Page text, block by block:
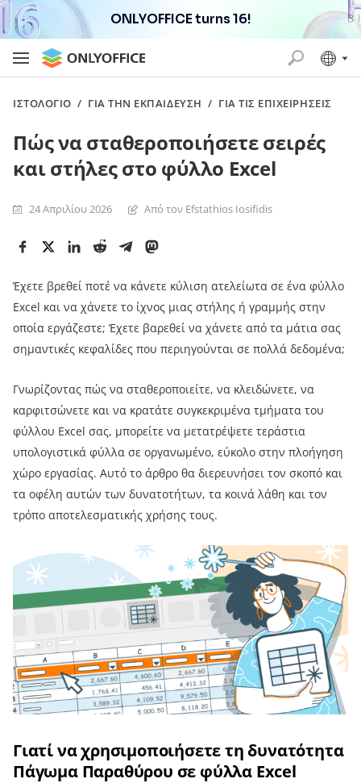
ONLYOFFICE turns 16!
ΙΣΤΟΛΌΓΙΟ / ΓΙΑ ΤΗΝ ΕΚΠΑΊΔΕΥΣΗ / ΓΙΑ ΤΙΣ ΕΠΙΧΕΙΡΉΣΕΙΣ
Πώς να σταθεροποιήσετε σειρές
και στήλες στο φύλλο Excel
24 Απριλίου 2026 Από τον Efstathios Iosifidis
Έχετε βρεθεί ποτέ να κάνετε κύλιση ατελείωτα σε ένα φύλλο
Excel και να χάνετε το ίχνος μιας στήλης ή γραμμής στην
οποία εργάζεστε; Έχετε βαρεθεί να χάνετε από τα μάτια σας
σημαντικές κεφαλίδες που περιηγούνται σε πολλά δεδομένα;
Γνωρίζοντας πώς να σταθεροποιείτε, να κλειδώνετε, να
καρφιτσώνετε και να κρατάτε συγκεκριμένα τμήματα του
φύλλου Excel σας, μπορείτε να μετατρέψετε τεράστια
υπολογιστικά φύλλα σε οργανωμένο, εύκολο στην πλοήγηση
χώρο εργασίας. Αυτό το άρθρο θα διερευνήσει τον σκοπό και
τα οφέλη αυτών των δυνατοτήτων, τα κοινά λάθη και τον
τρόπο αποτελεσματικής χρήσης τους.
Γιατί να χρησιμοποιήσετε τη δυνατότητα
Πάγωμα Παραθύρου σε φύλλα Excel